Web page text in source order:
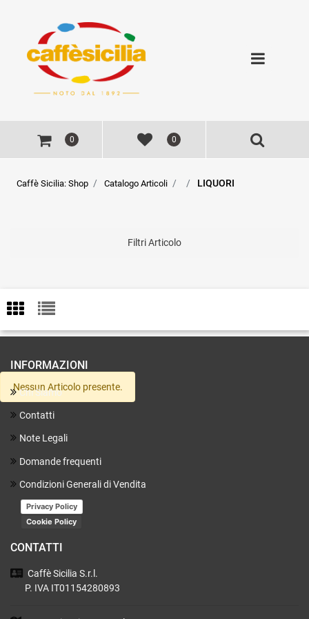
0 0
Caffè Sicilia: Shop Catalogo Articoli LIQUORI
Filtri Articolo
Nessun Articolo presente.
INFORMAZIONI
Chi Siamo
Contatti
Note Legali
Domande frequenti
Condizioni Generali di Vendita
Privacy Policy
Cookie Policy
CONTATTI
Caffè Sicilia S.r.l.
P. IVA IT01154280893